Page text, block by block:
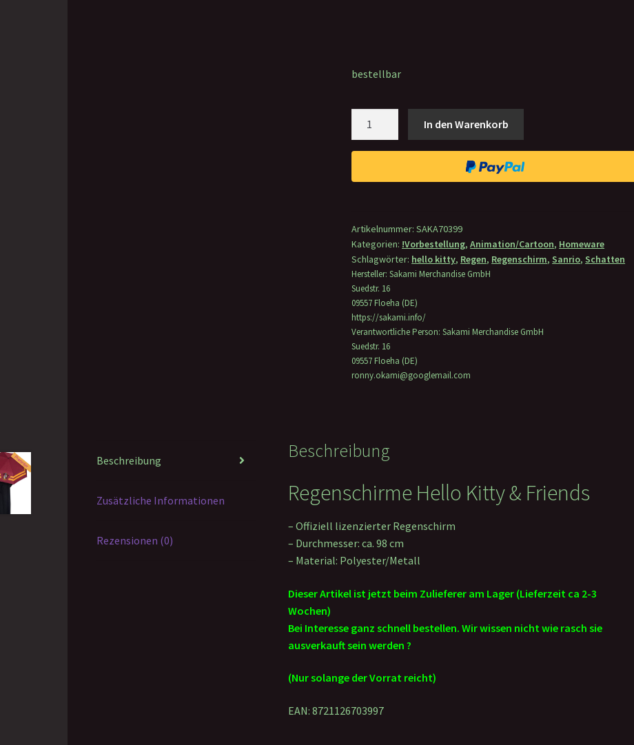
bestellbar
Kitty
Friends
In den Warenkorb
Artikelnummer:SAKA70399
Kategorien: !Vorbestellung,Animation/Cartoon, Homeware
Schlagwörter: hello kitty, Regen, Regenschirm,Sanrio,Schatten
Hersteller:Sakami Merchandise GmbH
Suedstr. 16
09557 Floeha (DE)
https://sakami.info/
Verantwortliche Person:Sakami Merchandise GmbH
Suedstr. 16
09557 Floeha (DE)
ronny.okami@googlemail.com
Beschreibung
Zusätzliche Informationen
Rezensionen (0)
Beschreibung
Regenschirme Hello Kitty & Friends
– Offiziell lizenzierter Regenschirm
– Durchmesser: ca. 98 cm
– Material: Polyester/Metall
Dieser Artikel ist jetzt beim Zulieferer am Lager (Lieferzeit ca 2-3
Wochen)
Bei Interesse ganz schnell bestellen. Wir wissen nicht wie rasch sie
ausverkauft sein werden ?
(Nur solange der Vorrat reicht)
EAN: 8721126703997